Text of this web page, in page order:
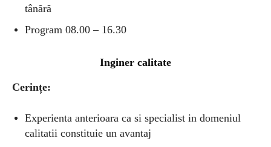
tânără
Program 08.00 – 16.30
Inginer calitate
Cerințe:
Experienta anterioara ca si specialist in domeniul
calitatii constituie un avantaj